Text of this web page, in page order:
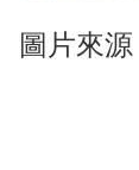
圖片來